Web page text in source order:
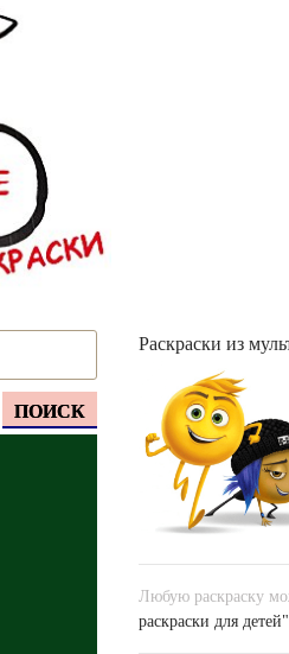
ПОИСК
Раскраски из
Любую раскраску
раскраски для детей"